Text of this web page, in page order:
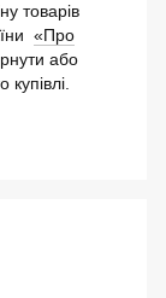
товарів
«Про
або